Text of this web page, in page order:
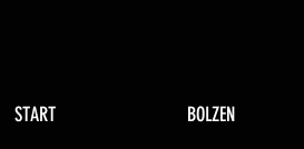
START BOLZEN